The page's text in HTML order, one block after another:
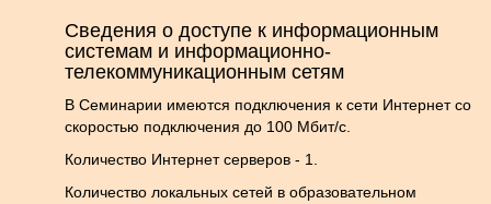
Сведения о доступе к информационным
системам и информационно-
телекоммуникационным сетям
В Семинарии имеются подключения к сети Интернет со
скоростью подключения до 100 Мбит/с.
Количество Интернет серверов - 1.
Количество локальных сетей в образовательном